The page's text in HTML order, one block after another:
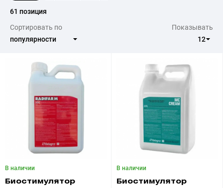
61 позиция
Сортировать по
Показывать
В наличии
Биостимулятор
В наличии
Биостимулятор